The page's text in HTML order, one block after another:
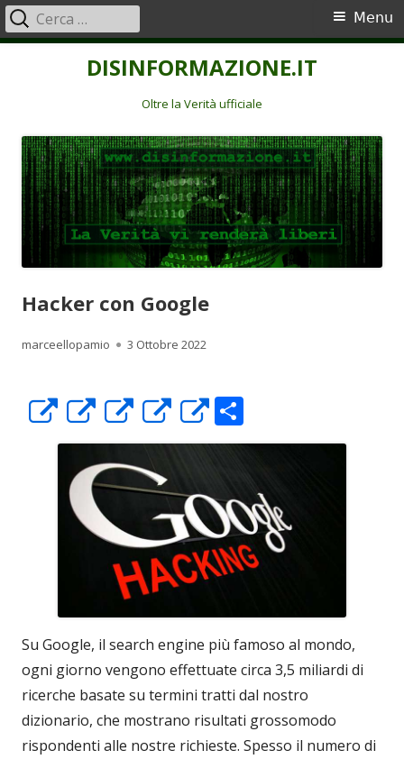
DISINFORMAZIONE.IT
Oltre la Verità ufficiale
Menu
principale
Menu
Ricerca
per:
Hacker con Google
Autore
marceellopamio Pubblicato
3 Ottobre 2022
Apre
in
una
nuova
finestra
Apre
in
una
nuova
finestra
Apre
in
una
nuova
finestra
Apre
in
nuova
finestra
Apre
in
nuova
finestra
o
di
vi
di
Su Google, il search engine più famoso al mondo,
ogni giorno vengono effettuate circa 3,5 miliardi di
ricerche basate su termini tratti dal nostro
dizionario, che mostrano risultati grossomodo
rispondenti alle nostre richieste. Spesso il numero di